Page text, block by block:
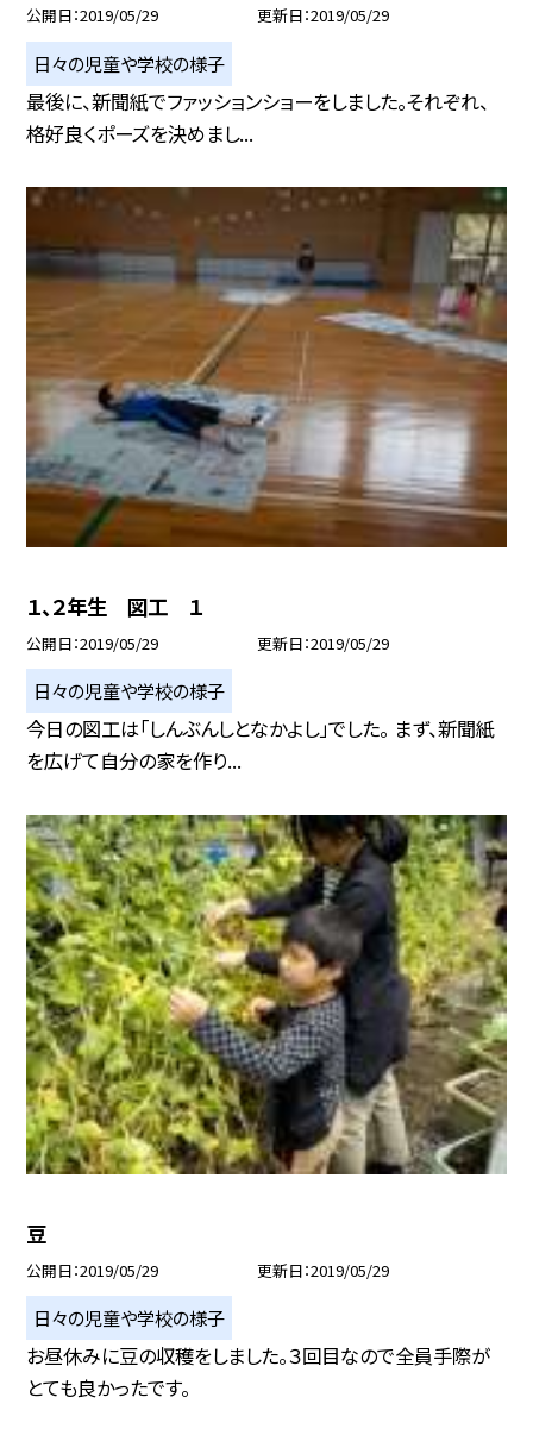
公開日 2019/05/29 更新日 2019/05/29
日々の児童や学校の様子
最後に、新聞紙でファッションショーをしました。それぞれ、
格好良くポーズを決めまし...
１、２年生 図工 １
公開日 2019/05/29 更新日 2019/05/29
日々の児童や学校の様子
今日の図工は「しんぶんしとなかよし」でした。 まず、新聞紙
を広げて自分の家を作り...
豆
公開日 2019/05/29 更新日 2019/05/29
日々の児童や学校の様子
お昼休みに豆の収穫をしました。３回目なので全員手際が
とても良かったです。